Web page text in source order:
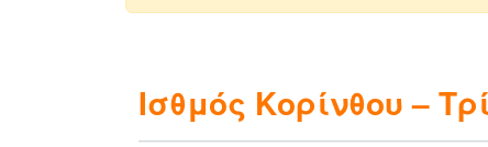
Ισθμός Κορίνθου –